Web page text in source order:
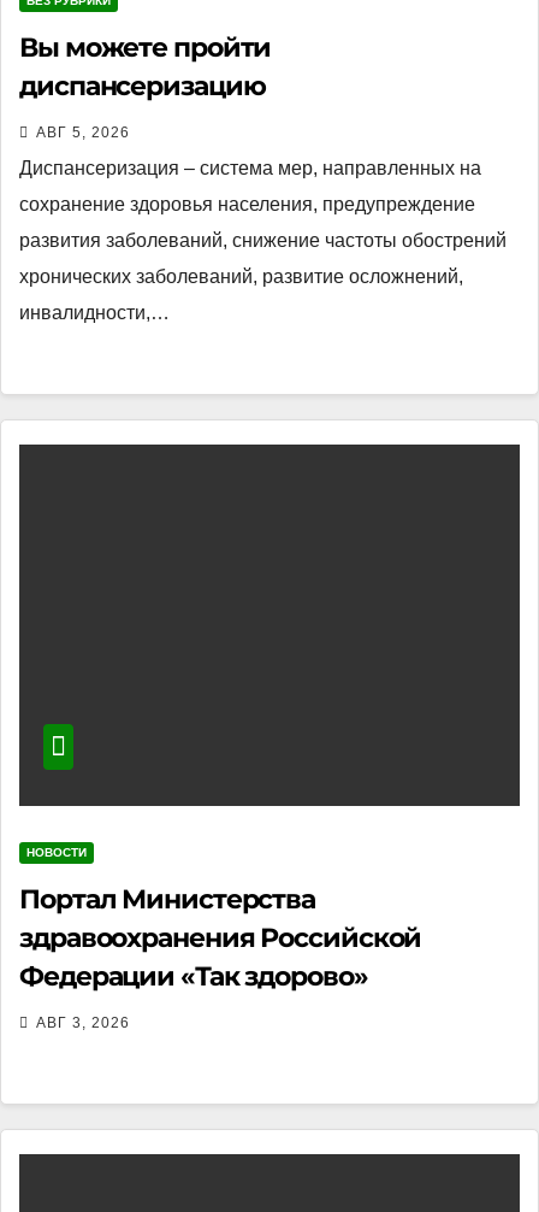
Вы можете пройти
диспансеризацию
АВГ 5, 2026
Диспансеризация – система мер, направленных на
сохранение здоровья населения, предупреждение
развития заболеваний, снижение частоты обострений
хронических заболеваний, развитие осложнений,
инвалидности,…
НОВОСТИ
Портал Министерства
здравоохранения Российской
Федерации «Так здорово»
АВГ 3, 2026